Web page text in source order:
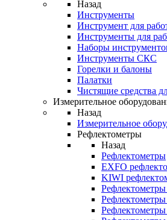
Назад
Инструменты
Инструмент для
Инструменты для
Наборы
Инструменты СКС
Горелки и балоны
Палатки
Чистящие средства
Измерительное
Назад
Измерительное
Рефлектометры
Назад
Рефлектометры
EXFO
KIWI